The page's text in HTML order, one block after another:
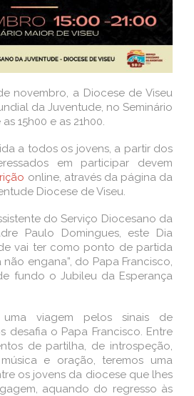
novembro, a Diocese de Viseu
da Juventude, no Seminário
15h00 e as 21h00.
a todos os jovens, a partir dos
em participar devem
online, através da página da
Diocese de Viseu.
do Serviço Diocesano da
Paulo Domingues, este Dia
vai ter como ponto de partida
não engana”, do Papa Francisco,
fundo o Jubileu da Esperança
uma viagem pelos sinais de
desafia o Papa Francisco. Entre
de partilha, de introspeção,
e oração, teremos uma
os jovens da diocese que lhes
aquando do regresso às